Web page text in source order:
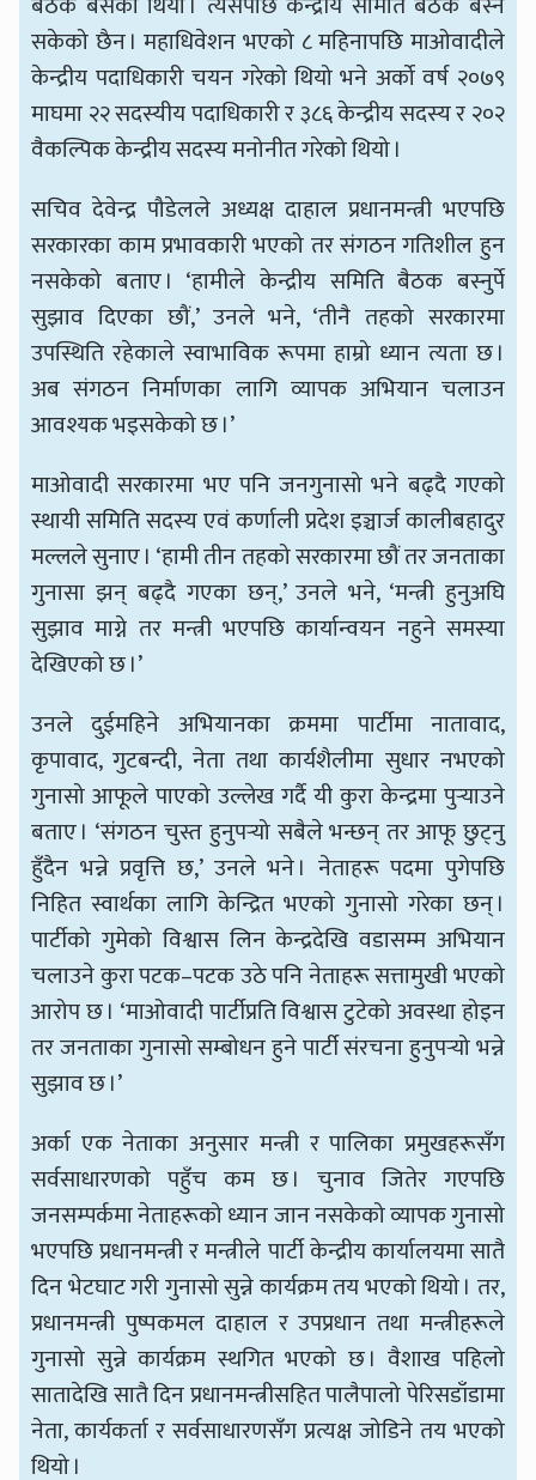
सकेको छैन । महाधिवेशन भएको ८ महिनापछि माओवादीले
केन्द्रीय पदाधिकारी चयन गरेको थियो भने अर्को वर्ष २०७९
माघमा २२ सदस्यीय पदाधिकारी र ३८६ केन्द्रीय सदस्य र २०२
वैकल्पिक केन्द्रीय सदस्य मनोनीत गरेको थियो ।
सचिव देवेन्द्र पौडेलले अध्यक्ष दाहाल प्रधानमन्त्री भएपछि
सरकारका काम प्रभावकारी भएको तर संगठन गतिशील हुन
नसकेको बताए । ‘हामीले केन्द्रीय समिति बैठक बस्नुर्पे
सुझाव दिएका छौं,’ उनले भने, ‘तीनै तहको सरकारमा
उपस्थिति रहेकाले स्वाभाविक रूपमा हाम्रो ध्यान त्यता छ ।
अब संगठन निर्माणका लागि व्यापक अभियान चलाउन
आवश्यक भइसकेको छ ।’
माओवादी सरकारमा भए पनि जनगुनासो भने बढ्दै गएको
स्थायी समिति सदस्य एवं कर्णाली प्रदेश इञ्चार्ज कालीबहादुर
मल्लले सुनाए । ‘हामी तीन तहको सरकारमा छौं तर जनताका
गुनासा झन् बढ्दै गएका छन्,’ उनले भने, ‘मन्त्री हुनुअघि
सुझाव माग्ने तर मन्त्री भएपछि कार्यान्वयन नहुने समस्या
देखिएको छ ।’
उनले दुईमहिने अभियानका क्रममा पार्टीमा नातावाद,
कृपावाद, गुटबन्दी, नेता तथा कार्यशैलीमा सुधार नभएको
गुनासो आफूले पाएको उल्लेख गर्दै यी कुरा केन्द्रमा पुर्‍याउने
बताए । ‘संगठन चुस्त हुनुपर्‍यो सबैले भन्छन् तर आफू छुट्नु
हुँदैन भन्ने प्रवृत्ति छ,’ उनले भने । नेताहरू पदमा पुगेपछि
निहित स्वार्थका लागि केन्द्रित भएको गुनासो गरेका छन् ।
पार्टीको गुमेको विश्वास लिन केन्द्रदेखि वडासम्म अभियान
चलाउने कुरा पटक–पटक उठे पनि नेताहरू सत्तामुखी भएको
आरोप छ । ‘माओवादी पार्टीप्रति विश्वास टुटेको अवस्था होइन
तर जनताका गुनासो सम्बोधन हुने पार्टी संरचना हुनुपर्‍यो भन्ने
सुझाव छ ।’
अर्का एक नेताका अनुसार मन्त्री र पालिका प्रमुखहरूसँग
सर्वसाधारणको पहुँच कम छ । चुनाव जितेर गएपछि
जनसम्पर्कमा नेताहरूको ध्यान जान नसकेको व्यापक गुनासो
भएपछि प्रधानमन्त्री र मन्त्रीले पार्टी केन्द्रीय कार्यालयमा सातै
दिन भेटघाट गरी गुनासो सुन्ने कार्यक्रम तय भएको थियो । तर,
प्रधानमन्त्री पुष्पकमल दाहाल र उपप्रधान तथा मन्त्रीहरूले
गुनासो सुन्ने कार्यक्रम स्थगित भएको छ । वैशाख पहिलो
सातादेखि सातै दिन प्रधानमन्त्रीसहित पालैपालो पेरिसडाँडामा
नेता, कार्यकर्ता र सर्वसाधारणसँग प्रत्यक्ष जोडिने तय भएको
थियो ।